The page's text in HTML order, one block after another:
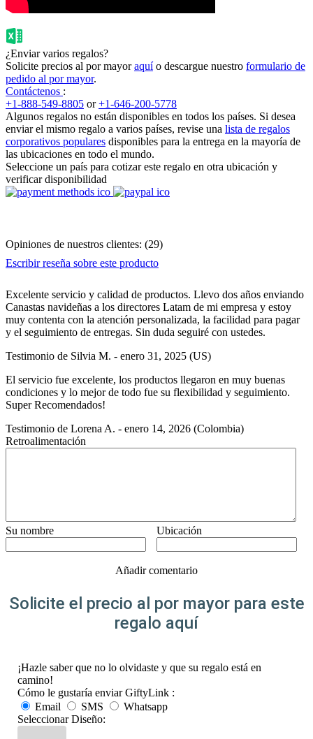
¿Enviar varios regalos?
Solicite precios al por mayoraquío descargue nuestro formulario de
pedido al por mayor.
Contáctenos :
+1-888-549-8805 or+1-646-200-5778
Algunos regalos no están disponibles en todos los países. Si desea
enviar el mismo regalo a varios países, revise una lista de regalos
corporativos populares disponibles para la entrega en la mayoría de
las ubicaciones en todo el mundo.
Seleccione un país para cotizar este regalo en otra ubicación y
verificar disponibilidad
Opiniones de nuestros clientes: (29)
Escribir reseña sobre este producto
Excelente servicio y calidad de productos. Llevo dos años enviando
Canastas navideñas a los directores Latam de mi empresa y estoy
muy contenta con la atención personalizada, la facilidad para pagar
y el seguimiento de entregas. Sin duda seguiré con ustedes.
Testimonio de Silvia M. - enero 31, 2025 (US)
El servicio fue excelente, los productos llegaron en muy buenas
condiciones y lo mejor de todo fue su flexibilidad y seguimiento.
Super Recomendados!
Testimonio de Lorena A. - enero 14, 2026 (Colombia)
Retroalimentación
Su nombre Ubicación
Añadir comentario
Solicite el precio al por mayor para este
regalo aquí
¡Hazle saber que no lo olvidaste y que su regalo está en
camino!
Cómo le gustaría enviar GiftyLink :
Email
SMS
Whatsapp
Seleccionar Diseño: